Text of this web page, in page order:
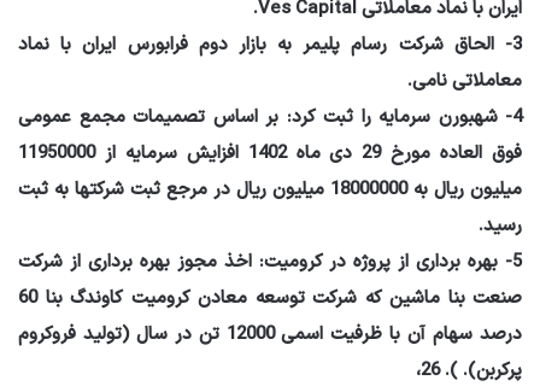
ایران با نماد معاملاتی Ves Capital.
3- الحاق شرکت رسام پلیمر به بازار دوم فرابورس ایران با نماد
معاملاتی نامی.
4- شهبورن سرمایه را ثبت کرد: بر اساس تصمیمات مجمع عمومی
فوق العاده مورخ 29 دی ماه 1402 افزایش سرمایه از 11950000
میلیون ریال به 18000000 میلیون ریال در مرجع ثبت شرکتها به ثبت
رسید.
5- بهره برداری از پروژه در کرومیت: اخذ مجوز بهره برداری از شرکت
صنعت بنا ماشین که شرکت توسعه معادن کرومیت کاوندگ بنا 60
درصد سهام آن با ظرفیت اسمی 12000 تن در سال (تولید فروکروم
پرکربن). ). 26،